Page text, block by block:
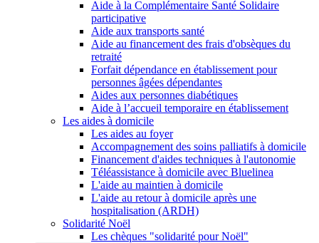
Aide à la Complémentaire Santé Solidaire
participative
Aide aux transports santé
Aide au financement des frais d'obsèques du
retraité
Forfait dépendance en établissement pour
personnes âgées dépendantes
Aides aux personnes diabétiques
Aide à l’accueil temporaire en établissement
Les aides à domicile
Les aides au foyer
Accompagnement des soins palliatifs à domicile
Financement d'aides techniques à l'autonomie
Téléassistance à domicile avec Bluelinea
L'aide au maintien à domicile
L'aide au retour à domicile après une
hospitalisation (ARDH)
Solidarité Noël
Les chèques "solidarité pour Noël"